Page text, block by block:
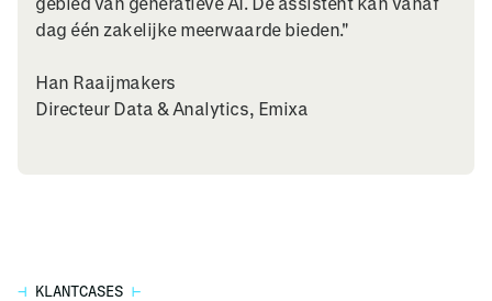
dag één zakelijke meerwaarde bieden."
Han Raaijmakers
Directeur Data & Analytics, Emixa
⊣ KLANTCASES ⊢